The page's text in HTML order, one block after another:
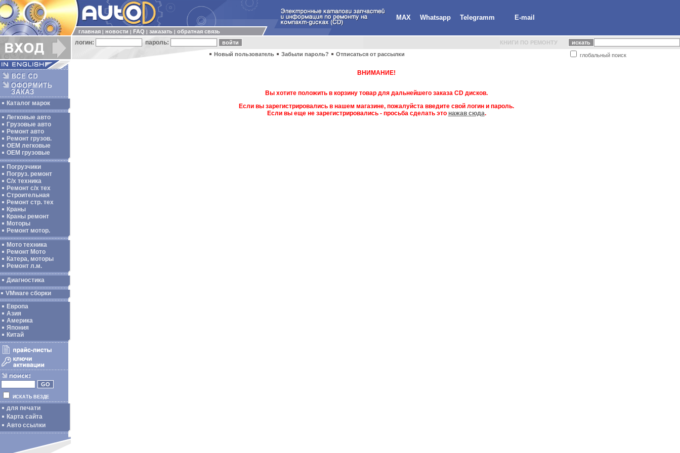
MAX Whatsapp Telegramm E-mail
главная новости FAQ заказать обратная связь
логин: пароль: КНИГИ ПО РЕМОНТУ
глобальный поиск
Новый пользователь Забыли пароль? Отписаться от рассылки
Каталог марок
Легковые авто
Грузовые авто
Ремонт авто
Ремонт грузов.
ОЕМ легковые
OEM грузовые
Погрузчики
Погруз. ремонт
С/х техника
Ремонт с/х тех
Строительная
Ремонт стр. тех
Краны
Краны ремонт
Моторы
Ремонт мотор.
Мото техника
Ремонт Мото
Катера, моторы
Ремонт л.м.
Диагностика
VMware сборки
Европа
Азия
Америка
Япония
Китай
ИСКАТЬ ВЕЗДЕ
для печати
Карта сайта
Авто ссылки
ВНИМАНИЕ!
Вы хотите положить в корзину товар для дальнейшего заказа CD дисков.
Если вы зарегистрировались в нашем магазине, пожалуйста введите свой логин и пароль.
Если вы еще не зарегистрировались - просьба сделать это нажав сюда.